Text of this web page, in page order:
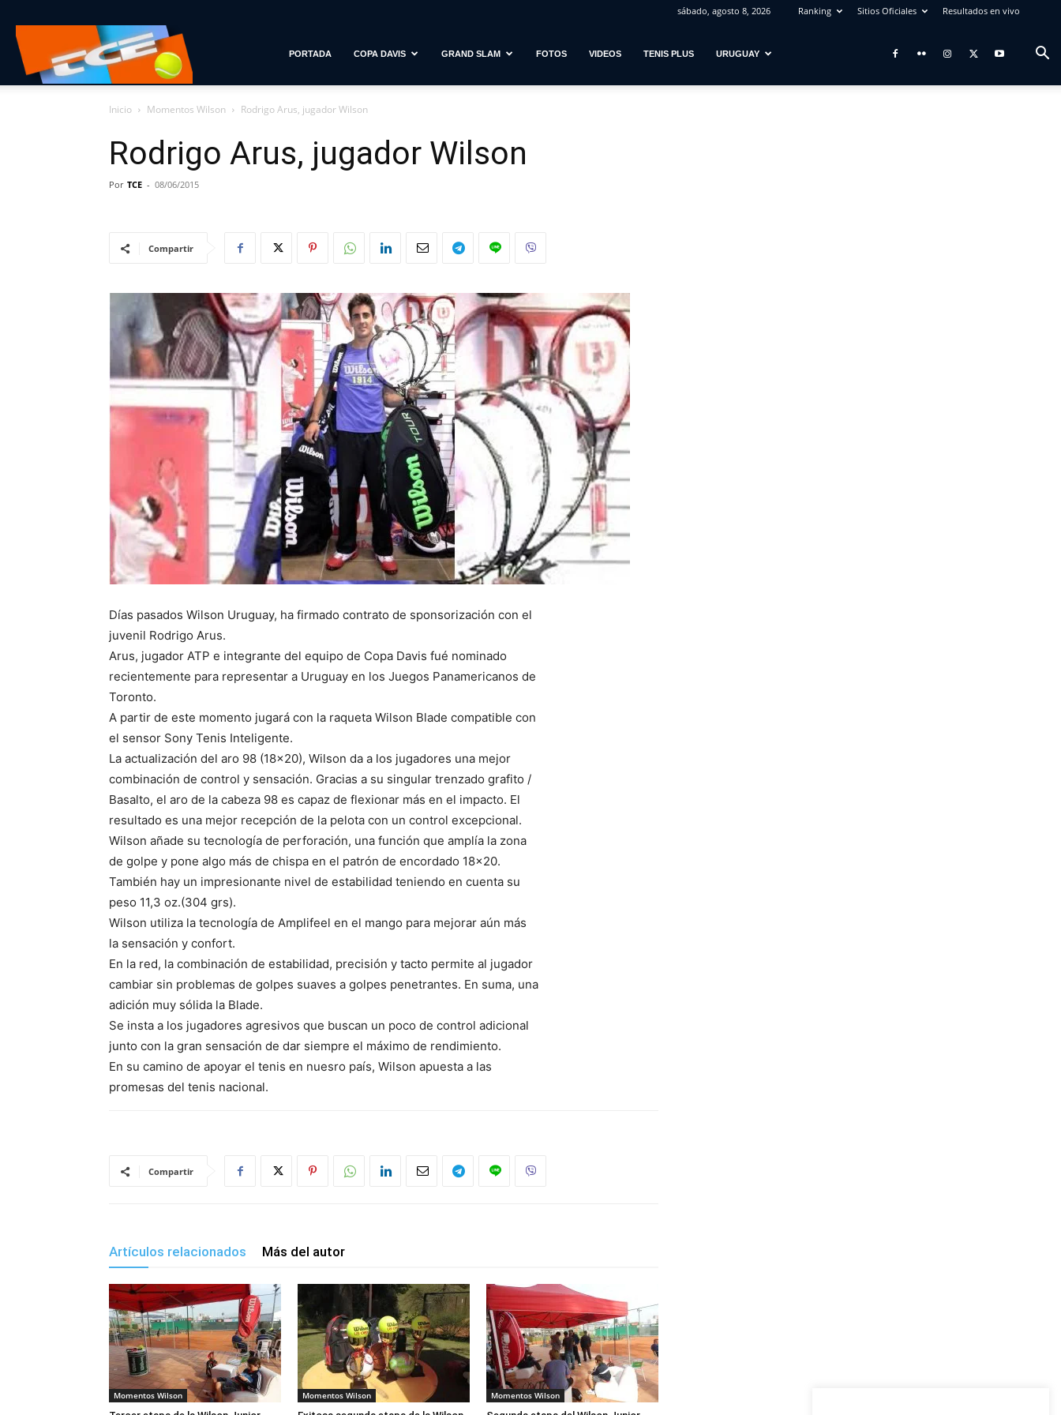
sábado, agosto 8, 2026 Ranking Sitios Oficiales Resultados en vivo
con
Estilo
PORTADA COPA DAVIS GRAND SLAM FOTOS VIDEOS TENIS PLUS URUGUAY
Inicio Momentos Wilson Rodrigo Arus, jugador Wilson
Rodrigo Arus, jugador Wilson
Por TCE - 08/06/2015
Compartir
Días pasados Wilson Uruguay, ha firmado contrato de sponsorización con el
juvenil Rodrigo Arus.
Arus, jugador ATP e integrante del equipo de Copa Davis fué nominado
recientemente para representar a Uruguay en los Juegos Panamericanos de
Toronto.
A partir de este momento jugará con la raqueta Wilson Blade compatible con
el sensor Sony Tenis Inteligente.
La actualización del aro 98 (18×20), Wilson da a los jugadores una mejor
combinación de control y sensación. Gracias a su singular trenzado grafito /
Basalto, el aro de la cabeza 98 es capaz de flexionar más en el impacto. El
resultado es una mejor recepción de la pelota con un control excepcional.
Wilson añade su tecnología de perforación, una función que amplía la zona
de golpe y pone algo más de chispa en el patrón de encordado 18×20.
También hay un impresionante nivel de estabilidad teniendo en cuenta su
peso 11,3 oz.(304 grs).
Wilson utiliza la tecnología de Amplifeel en el mango para mejorar aún más
la sensación y confort.
En la red, la combinación de estabilidad, precisión y tacto permite al jugador
cambiar sin problemas de golpes suaves a golpes penetrantes. En suma, una
adición muy sólida la Blade.
Se insta a los jugadores agresivos que buscan un poco de control adicional
junto con la gran sensación de dar siempre el máximo de rendimiento.
En su camino de apoyar el tenis en nuesro país, Wilson apuesta a las
promesas del tenis nacional.
Compartir
Artículos relacionados Más del autor
Momentos Wilson Momentos Wilson Momentos Wilson